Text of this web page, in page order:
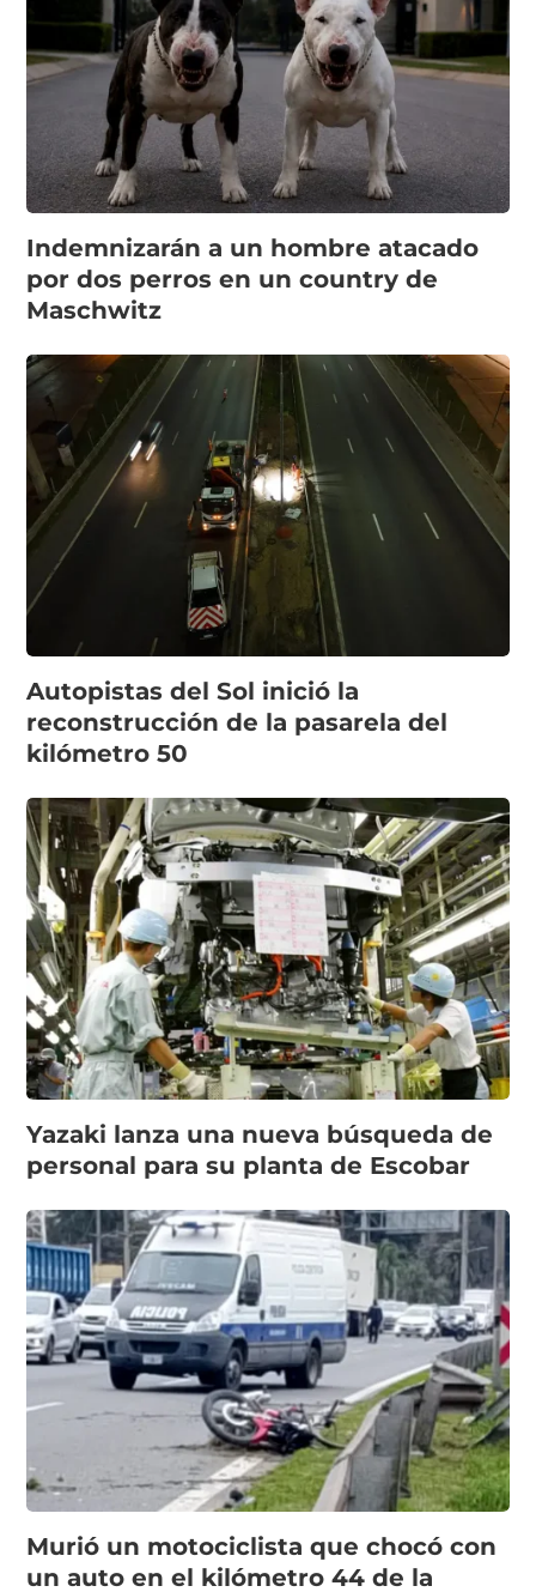
Indemnizarán a un hombre atacado
por dos perros en un country de
Maschwitz
Autopistas del Sol inició la
reconstrucción de la pasarela del
kilómetro 50
Yazaki lanza una nueva búsqueda de
personal para su planta de Escobar
Murió un motociclista que chocó con
un auto en el kilómetro 44 de la